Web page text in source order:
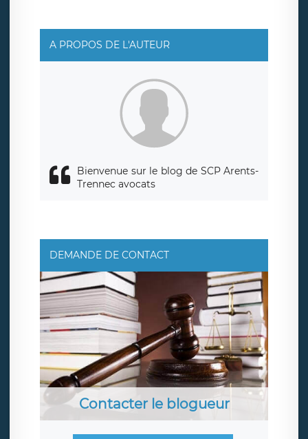
A PROPOS DE L'AUTEUR
Bienvenue sur le blog de SCP Arents-
Trennec avocats
DEMANDE DE CONTACT
Contacter le blogueur